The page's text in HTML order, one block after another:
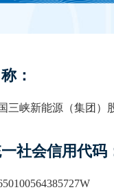
：
三峡新能源（集团）
社会信用代码